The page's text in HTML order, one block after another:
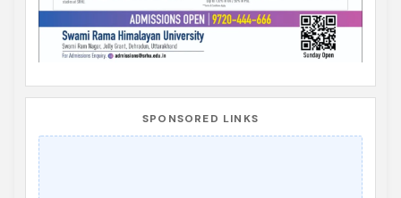
SPONSORED LINKS